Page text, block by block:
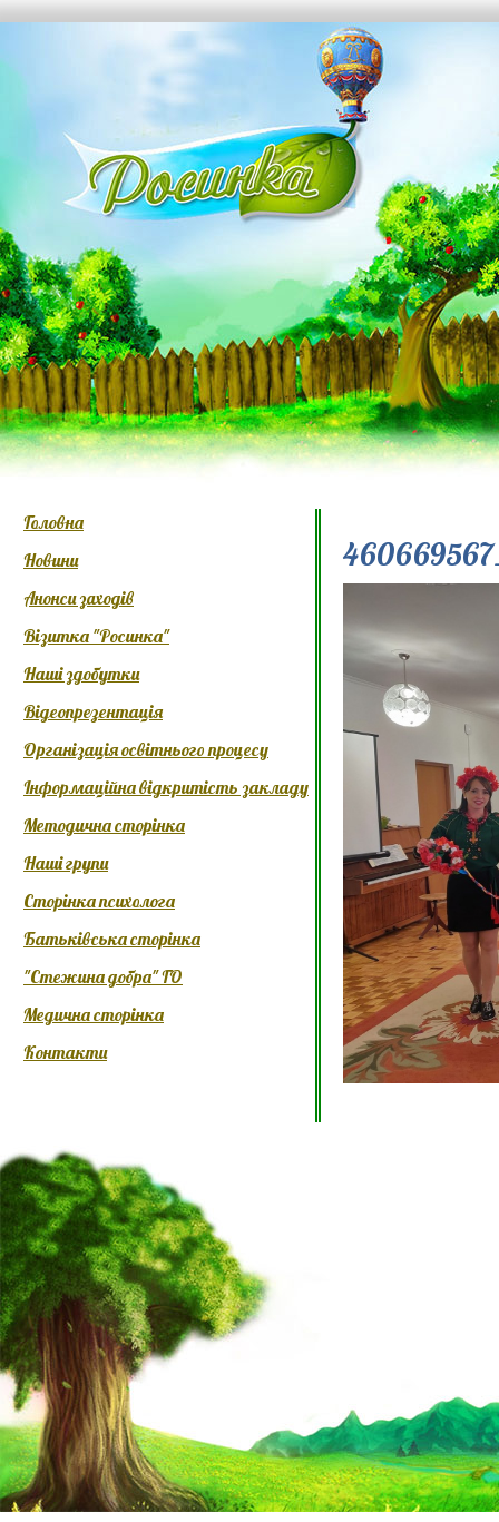
Головна
Новини
Анонси заходів
Візитка "Росинка"
Наші здобутки
Відеопрезентація
Організація освітнього процесу
Інформаційна відкритість закладу
Методична сторінка
Наші групи
Сторінка психолога
Батьківська сторінка
"Стежина добра" ГО
Медична сторінка
Контакти